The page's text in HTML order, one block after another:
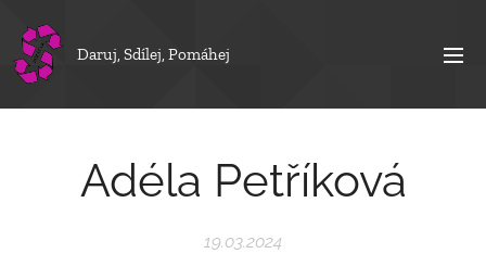
Daruj, Sdílej, Pomáhej
Adéla Petříková
19.03.2024